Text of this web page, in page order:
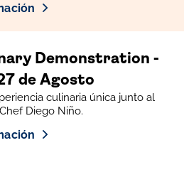
Demonstration -
de Agosto
culinaria única junto al
Diego Niño.